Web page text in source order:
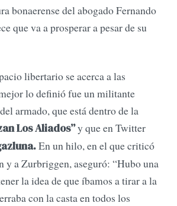
bonaerense del abogado Fernando
que va a prosperar a pesar de su
libertario se acerca a las
lo definió fue un militante
armado, que está dentro de la
Los Aliados”y que en Twitter
En un hilo, en el que criticó
y a Zurbriggen, aseguró: “Hubo una
la idea de que íbamos a tirar a la
con la casta en todos los